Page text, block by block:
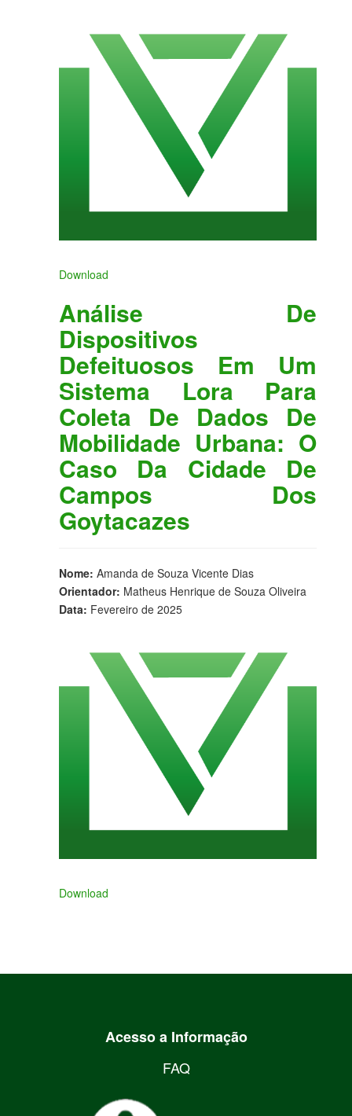
Download
Análise De
Dispositivos
Defeituosos Em Um
Sistema Lora Para
Coleta De Dados De
Mobilidade Urbana: O
Caso Da Cidade De
Campos Dos
Goytacazes
Nome: Amanda de Souza Vicente Dias
Orientador: Matheus Henrique de Souza Oliveira
Data: Fevereiro de 2025
Download
Acesso a Informação
FAQ